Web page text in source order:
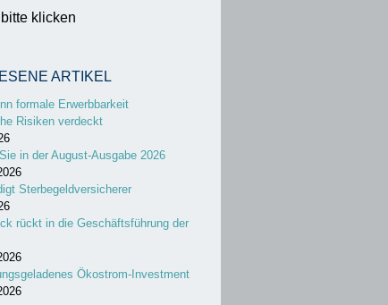
klicken
ARTIKEL
formale Erwerbbarkeit
Risiken verdeckt
in der August-Ausgabe 2026
Sterbegeldversicherer
rückt in die Geschäftsführung der
Ökostrom-Investment